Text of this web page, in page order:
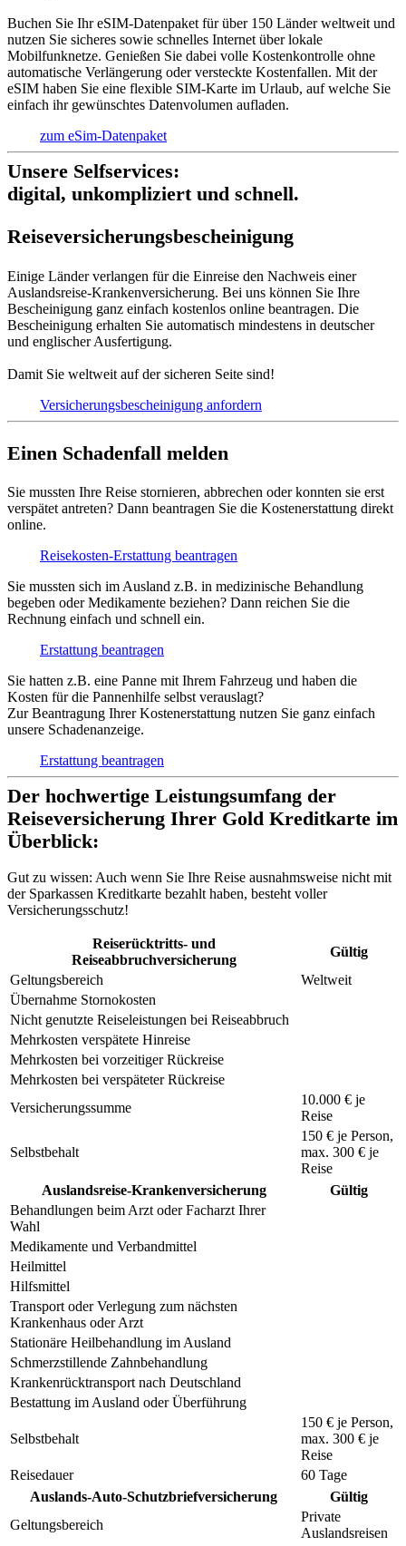
Buchen Sie Ihr eSIM-Datenpaket für über 150 Länder weltweit und
nutzen Sie sicheres sowie schnelles Internet über lokale
Mobilfunknetze. Genießen Sie dabei volle Kostenkontrolle ohne
automatische Verlängerung oder versteckte Kostenfallen. Mit der
eSIM haben Sie eine flexible SIM-Karte im Urlaub, auf welche Sie
einfach ihr gewünschtes Datenvolumen aufladen.
zum eSim-Datenpaket
Unsere Selfservices:
digital, unkompliziert und schnell.
Reise­versich­erungs­beschei­nigung
Einige Länder verlangen für die Einreise den Nachweis einer
Auslandsreise-Krankenversicherung. Bei uns können Sie Ihre
Bescheinigung ganz einfach kostenlos online beantragen. Die
Bescheinigung erhalten Sie automatisch mindestens in deutscher
und englischer Ausfertigung.
Damit Sie weltweit auf der sicheren Seite sind!
Versicherungs­bescheinigung anfordern
Einen Schadenfall melden
Sie mussten Ihre Reise stornieren, abbrechen oder konnten sie erst
verspätet antreten? Dann beantragen Sie die Kostenerstattung direkt
online.
Reisekosten-Erstattung beantragen
Sie mussten sich im Ausland z.B. in medizinische Behandlung
begeben oder Medikamente beziehen? Dann reichen Sie die
Rechnung einfach und schnell ein.
Erstattung beantragen
Sie hatten z.B. eine Panne mit Ihrem Fahrzeug und haben die
Kosten für die Pannenhilfe selbst verauslagt?
Zur Beantragung Ihrer Kostenerstattung nutzen Sie ganz einfach
unsere Schadenanzeige.
Erstattung beantragen
Der hochwertige Leistungsumfang der
Reiseversicherung Ihrer Gold Kreditkarte im
Überblick:
Gut zu wissen: Auch wenn Sie Ihre Reise ausnahmsweise nicht mit
der Sparkassen Kreditkarte bezahlt haben, besteht voller
Versicherungsschutz!
Reiserücktritts- und
Reiseabbruchversicherung
Gültig
Geltungsbereich
Weltweit
Übernahme Stornokosten
Nicht genutzte Reiseleistungen bei Reiseabbruch
Mehrkosten verspätete Hinreise
Mehrkosten bei vorzeitiger Rückreise
Mehrkosten bei verspäteter Rückreise
Versicherungssumme
10.000 € je
Reise
Selbstbehalt
150 € je Person,
max. 300 € je
Reise
Auslandsreise-Krankenversicherung
Gültig
Behandlungen beim Arzt oder Facharzt Ihrer
Wahl
Medikamente und Verbandmittel
Heilmittel
Hilfsmittel
Transport oder Verlegung zum nächsten
Krankenhaus oder Arzt
Stationäre Heilbehandlung im Ausland
Schmerzstillende Zahnbehandlung
Krankenrücktransport nach Deutschland
Bestattung im Ausland oder Überführung
Selbstbehalt
150 € je Person,
max. 300 € je
Reise
Reisedauer
60 Tage
Auslands-Auto-Schutzbriefversicherung
Gültig
Geltungsbereich
Private
Auslandsreisen